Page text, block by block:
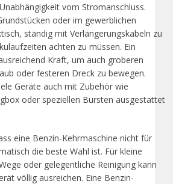
vom Stromanschluss.
oder im gewerblichen
ständig mit Verlängerungskabeln zu
achten zu müssen. Ein
Kraft, um auch groberen
oder festeren Dreck zu bewegen.
Geräte auch mit Zubehör wie
oder speziellen Bürsten ausgestattet
eine Benzin-Kehrmaschine nicht für
die beste Wahl ist. Für kleine
oder gelegentliche Reinigung kann
völlig ausreichen. Eine Benzin-